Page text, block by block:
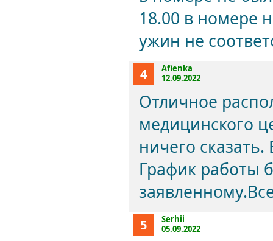
18.00 в номере
ужин не
4
Afienka
12.09.2022
Отличное
медицинского
ничего
График работы
5
Serhii
05.09.2022